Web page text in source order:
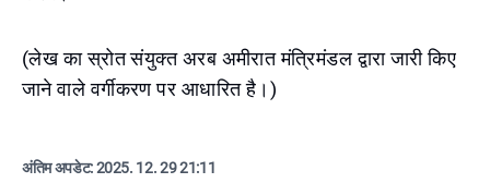
(लेख का स्रोत संयुक्त अरब अमीरात मंत्रिमंडल द्वारा जारी किए
जाने वाले वर्गीकरण पर आधारित है।)
अंतिम अपडेट:2025. 12. 29 21:11